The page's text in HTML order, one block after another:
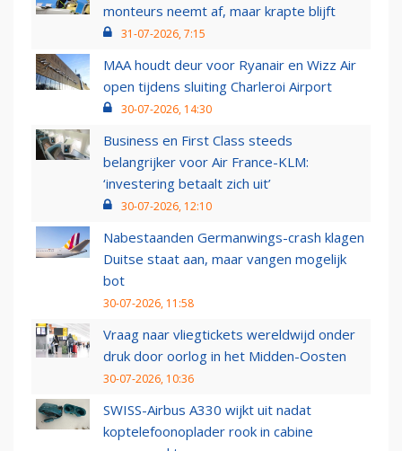
monteurs neemt af, maar krapte blijft
31-07-2026, 7:15
MAA houdt deur voor Ryanair en Wizz Air
open tijdens sluiting Charleroi Airport
30-07-2026, 14:30
Business en First Class steeds
belangrijker voor Air France-KLM:
‘investering betaalt zich uit’
30-07-2026, 12:10
Nabestaanden Germanwings-crash klagen
Duitse staat aan, maar vangen mogelijk
bot
30-07-2026, 11:58
Vraag naar vliegtickets wereldwijd onder
druk door oorlog in het Midden-Oosten
30-07-2026, 10:36
SWISS-Airbus A330 wijkt uit nadat
koptelefoonoplader rook in cabine